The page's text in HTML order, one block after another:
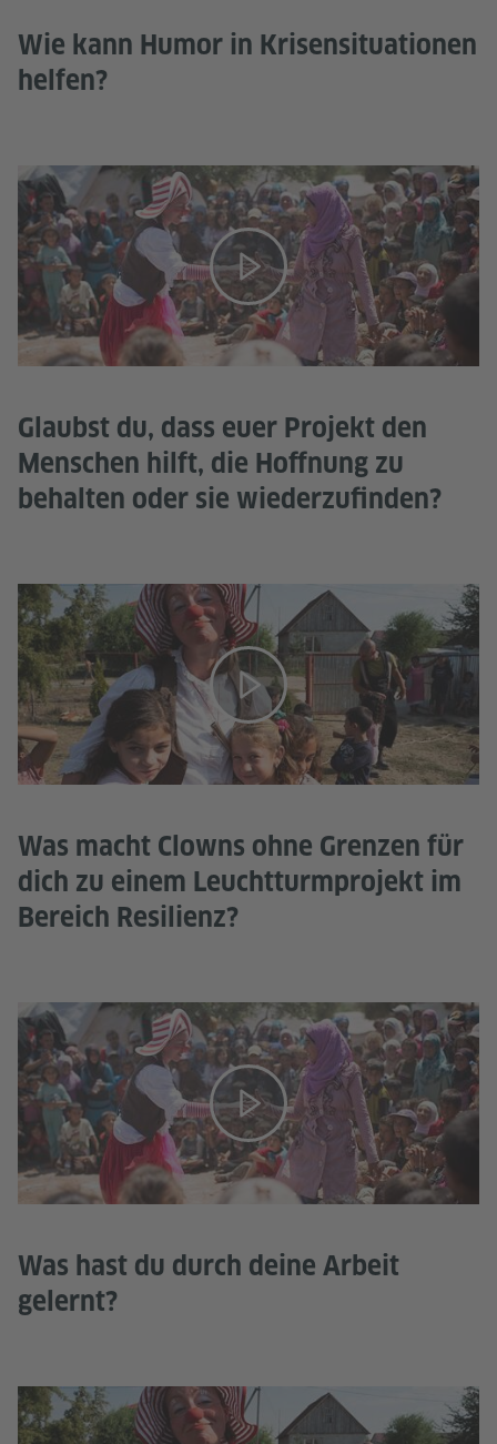
Wie kann Humor in Krisensituationen
helfen?
Glaubst du, dass euer Projekt den
Menschen hilft, die Hoffnung zu
behalten oder sie wiederzufinden?
Was macht Clowns ohne Grenzen für
dich zu einem Leuchtturmprojekt im
Bereich Resilienz?
Was hast du durch deine Arbeit
gelernt?